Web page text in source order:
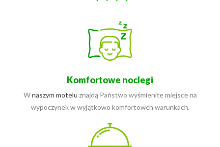
Komfortowe noclegi
Wnaszym motelu znajdą Państwo wyśmienite miejsce na
wypoczynek w wyjątkowo komfortowch warunkach.